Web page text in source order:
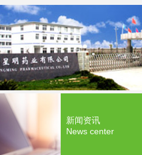
新闻资讯
News center